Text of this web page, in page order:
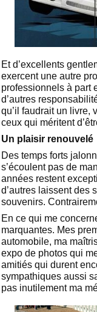
Et d’excellents
exercent une autre
professionnels à part
d’autres
qu’il faudrait un livre,
ceux qui méritent
Un plaisir renouvelé
Des temps forts
s’écoulent pas de
années restent
d’autres laissent des
souvenirs.
En ce qui me
marquantes. Mes
automobile, ma
expo de photos qui
amitiés qui durent
sympathiques aussi
pas inutilement ma